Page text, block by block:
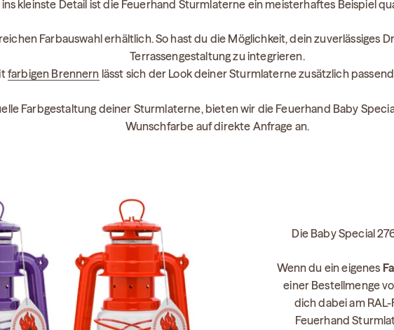
kleinste Detail ist die Feuerhand Sturmlaterne ein meisterhaftes Beispiel
Farbauswahl erhältlich. So hast du die Möglichkeit, dein zuverlässiges
Terrassengestaltung zu integrieren.
farbigen Brennern lässt sich der Look deiner Sturmlaterne zusätzlich
Farbgestaltung deiner Sturmlaterne, bieten wir die Feuerhand Baby
Wunschfarbe auf direkte Anfrage an.
Die Baby Special
Wenn du ein eigenes
einer Bestellmenge
dich dabei am
Feuerhand